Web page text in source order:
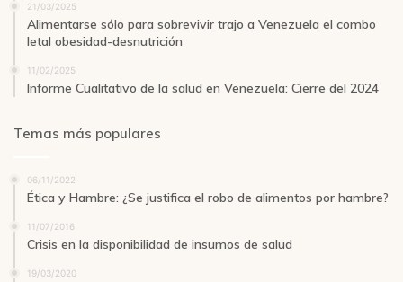
21/03/2025
Alimentarse sólo para sobrevivir trajo a Venezuela el combo
letal obesidad-desnutrición
11/02/2025
Informe Cualitativo de la salud en Venezuela: Cierre del 2024
Temas más populares
06/11/2022
Ética y Hambre: ¿Se justifica el robo de alimentos por hambre?
11/07/2016
Crisis en la disponibilidad de insumos de salud
19/03/2020